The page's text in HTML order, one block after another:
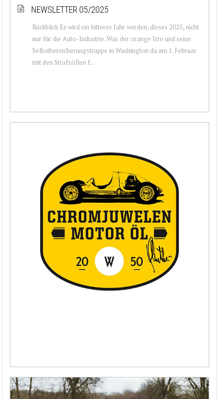
NEWSLETTER 05/2025
Rückblick Es wird ein bitteres Jahr werden, dieses 2025, nicht
nur für die Auto-Industrie. Was der orange Irre und seine
Selbstbereicherungstruppe in Washington da am 1. Februar
mit den Strafzöllen f...